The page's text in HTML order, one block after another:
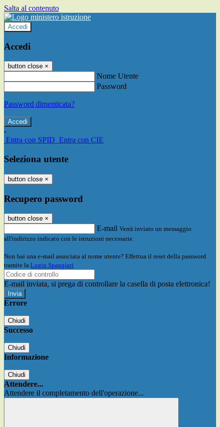
Salta al contenuto
Accedi
Accedi
button close ×
Nome Utente
Password
Password dimenticata?
-
Entra con SPID Entra con CIE
Seleziona utente
button close ×
Recupero password
button close ×
E-mail Verrà inviato un messaggio
all'indirizzo indicato con le istruzioni necessarie.
Non hai una e-mail associata al nome utente? Effettua il reset della password
tramite la Login Spaggiari
E-mail inviata, si prega di controllare la casella di posta elettronica!
Errore
Chiudi
Successo
Chiudi
Informazione
Chiudi
Attendere...
Attendere il completamento dell'operazione...